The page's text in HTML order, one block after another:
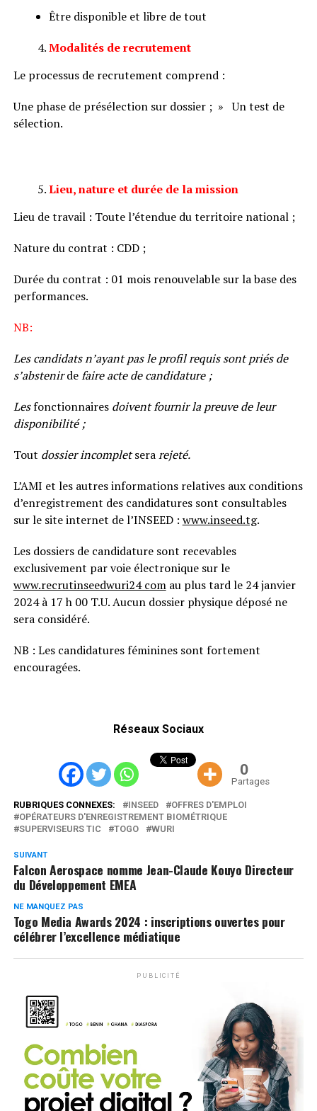
Être disponible et libre de tout
Modalités de recrutement
Le processus de recrutement comprend :
Une phase de présélection sur dossier ; » Un test de
sélection.
Lieu, nature et durée de la mission
Lieu de travail : Toute l’étendue du territoire national ;
Nature du contrat : CDD ;
Durée du contrat : 01 mois renouvelable sur la base des
performances.
NB:
Les candidatsn’ayant pasleprofilrequis sont priés de
s’abstenirdefaire acte decandidature ;
Lesfonctionnaires doiventfournirla preuve deleur
disponibilité ;
Tout dossierincompletserarejeté.
L’AMI et les autres informations relatives aux conditions
d’enregistrement des candidatures sont consultables
sur le site internet de l’INSEED : www.inseed.tg.
Les dossiers de candidature sont recevables
exclusivement par voie électronique sur le
www.recrutinseedwuri24 comau plus tard le 24 janvier
2024 à 17 h 00 T.U. Aucun dossier physique déposé ne
sera considéré.
NB : Les candidatures féminines sont fortement
encouragées.
Réseaux Sociaux
0
Partages
RUBRIQUES CONNEXES: INSEED
OFFRES D'EMPLOI
OPÉRATEURS D'ENREGISTREMENT BIOMÉTRIQUE
SUPERVISEURS TIC
TOGO WURI
SUIVANT
Falcon Aerospace nomme Jean-Claude Kouyo Directeur
du Développement EMEA
NE MANQUEZ PAS
Togo Media Awards 2024 : inscriptions ouvertes pour
célébrer l’excellence médiatique
PUBLICITÉ